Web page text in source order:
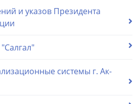
и указов Президента
системы г. Ак-